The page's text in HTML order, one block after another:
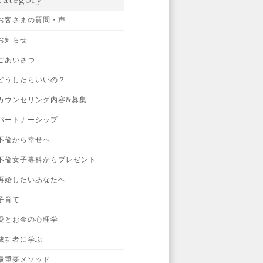
客さまの質問・声
知らせ
あいさつ
うしたらいいの？
ウンセリング内容&募集
ートナーシップ
倫から幸せへ
倫女子専科からプレゼント
婚したいあなたへ
育て
とお金の心理学
功者に学ぶ
重要メソッド